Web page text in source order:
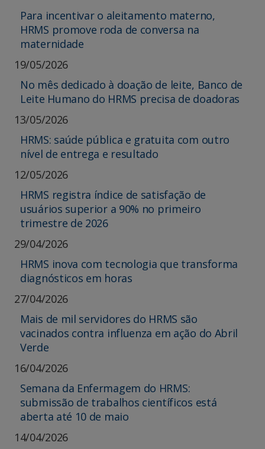
Para incentivar o aleitamento materno,
HRMS promove roda de conversa na
maternidade
19/05/2026
No mês dedicado à doação de leite, Banco de
Leite Humano do HRMS precisa de doadoras
13/05/2026
HRMS: saúde pública e gratuita com outro
nível de entrega e resultado
12/05/2026
HRMS registra índice de satisfação de
usuários superior a 90% no primeiro
trimestre de 2026
29/04/2026
HRMS inova com tecnologia que transforma
diagnósticos em horas
27/04/2026
Mais de mil servidores do HRMS são
vacinados contra influenza em ação do Abril
Verde
16/04/2026
Semana da Enfermagem do HRMS:
submissão de trabalhos científicos está
aberta até 10 de maio
14/04/2026